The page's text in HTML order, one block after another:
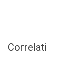
Correlati